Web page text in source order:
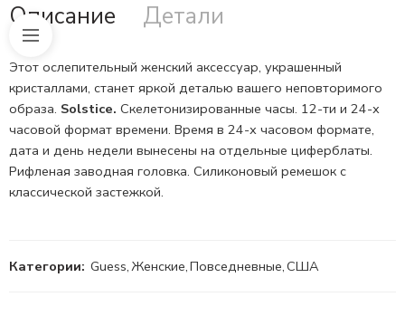
Описание Детали
Этот ослепительный женский аксессуар, украшенный
кристаллами, станет яркой деталью вашего неповторимого
образа. Solstice. Скелетонизированные часы. 12-ти и 24-х
часовой формат времени. Время в 24-х часовом формате,
дата и день недели вынесены на отдельные циферблаты.
Рифленая заводная головка. Силиконовый ремешок с
классической застежкой.
Категории: Guess,Женские,Повседневные,США